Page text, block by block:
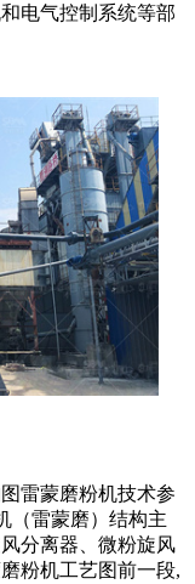
电气控制系统等部
雷蒙磨粉机技术参
（雷蒙磨）结构主
分离器、微粉旋风
粉机工艺图前一段,